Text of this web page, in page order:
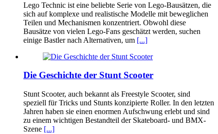
Lego Technic ist eine beliebte Serie von Lego-Bausätzen, die
sich auf komplexe und realistische Modelle mit beweglichen
Teilen und Mechanismen konzentriert. Obwohl diese
Bausätze von vielen Lego-Fans geschätzt werden, suchen
einige Bastler nach Alternativen, um [...]
Die Geschichte der Stunt Scooter
Stunt Scooter, auch bekannt als Freestyle Scooter, sind
speziell für Tricks und Stunts konzipierte Roller. In den letzten
Jahren haben sie einen enormen Aufschwung erlebt und sind
zu einem wichtigen Bestandteil der Skateboard- und BMX-
Szene [...]